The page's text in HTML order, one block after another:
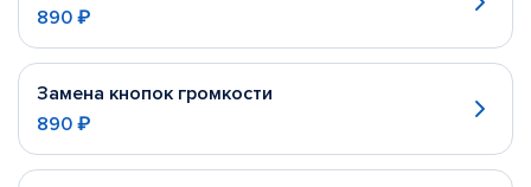
890 ₽
Замена кнопок громкости
890 ₽